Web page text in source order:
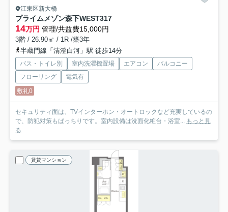
江東区新大橋
プライムメゾン森下WEST317
14万円 管理/共益費15,000円
3階 / 26.90㎡ / 1R /築3年
半蔵門線「清澄白河」駅 徒歩14分
バス・トイレ別 室内洗濯機置場 エアコン
バルコニー
フローリング
電気有
敷礼0
セキュリティ面は、TVインターホン・オートロックなど充実しているの
で、防犯対策もばっちりです。室内設備は洗面化粧台・浴室... もっと見
る
賃貸マンション